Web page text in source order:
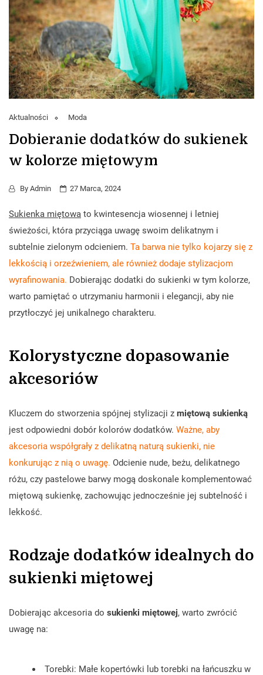
Aktualności Moda
Dobieranie dodatków do sukienek
w kolorze miętowym
By Admin 27 Marca, 2024
Sukienka miętowa to kwintesencja wiosennej i letniej
świeżości, która przyciąga uwagę swoim delikatnym i
subtelnie zielonym odcieniem. Ta barwa nie tylko kojarzy się z
lekkością i orzeźwieniem, ale również dodaje stylizacjom
wyrafinowania. Dobierając dodatki do sukienki w tym kolorze,
warto pamiętać o utrzymaniu harmonii i elegancji, aby nie
przytłoczyć jej unikalnego charakteru.
Kolorystyczne dopasowanie
akcesoriów
Kluczem do stworzenia spójnej stylizacji z miętową sukienką
jest odpowiedni dobór kolorów dodatków. Ważne, aby
akcesoria współgrały z delikatną naturą sukienki, nie
konkurując z nią o uwagę. Odcienie nude, beżu, delikatnego
różu, czy pastelowe barwy mogą doskonale komplementować
miętową sukienkę, zachowując jednocześnie jej subtelność i
lekkość.
Rodzaje dodatków idealnych do
sukienki miętowej
Dobierając akcesoria do sukienki miętowej, warto zwrócić
uwagę na:
Torebki: Małe kopertówki lub torebki na łańcuszku w